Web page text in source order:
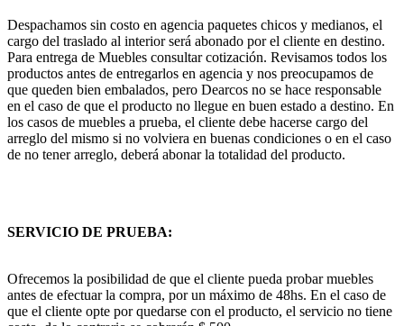
Despachamos sin costo en agencia paquetes chicos y medianos, el
cargo del traslado al interior será abonado por el cliente en destino.
Para entrega de Muebles consultar cotización. Revisamos todos los
productos antes de entregarlos en agencia y nos preocupamos de
que queden bien embalados, pero Dearcos no se hace responsable
en el caso de que el producto no llegue en buen estado a destino. En
los casos de muebles a prueba, el cliente debe hacerse cargo del
arreglo del mismo si no volviera en buenas condiciones o en el caso
de no tener arreglo, deberá abonar la totalidad del producto.
SERVICIO DE PRUEBA:
Ofrecemos la posibilidad de que el cliente pueda probar muebles
antes de efectuar la compra, por un máximo de 48hs. En el caso de
que el cliente opte por quedarse con el producto, el servicio no tiene